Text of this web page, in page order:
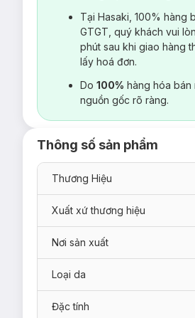
Tại Hasaki, 100% hàng
GTGT, quý khách vui
phút sau khi giao hàng
lấy hoá đơn.
Do 100% hàng hóa bán
nguồn gốc rõ ràng.
Thông số sản phẩm
Thương Hiệu
Xuất xứ thương hiệu
Nơi sản xuất
Loại da
Đặc tính